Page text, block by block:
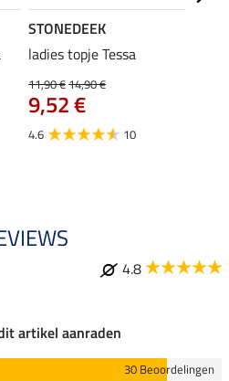
STONEDEEK
ladies topje Tessa
11,90 €14,90 €
9,52 €
4.6 10
4.8
artikel aanraden
30 Beoordelingen